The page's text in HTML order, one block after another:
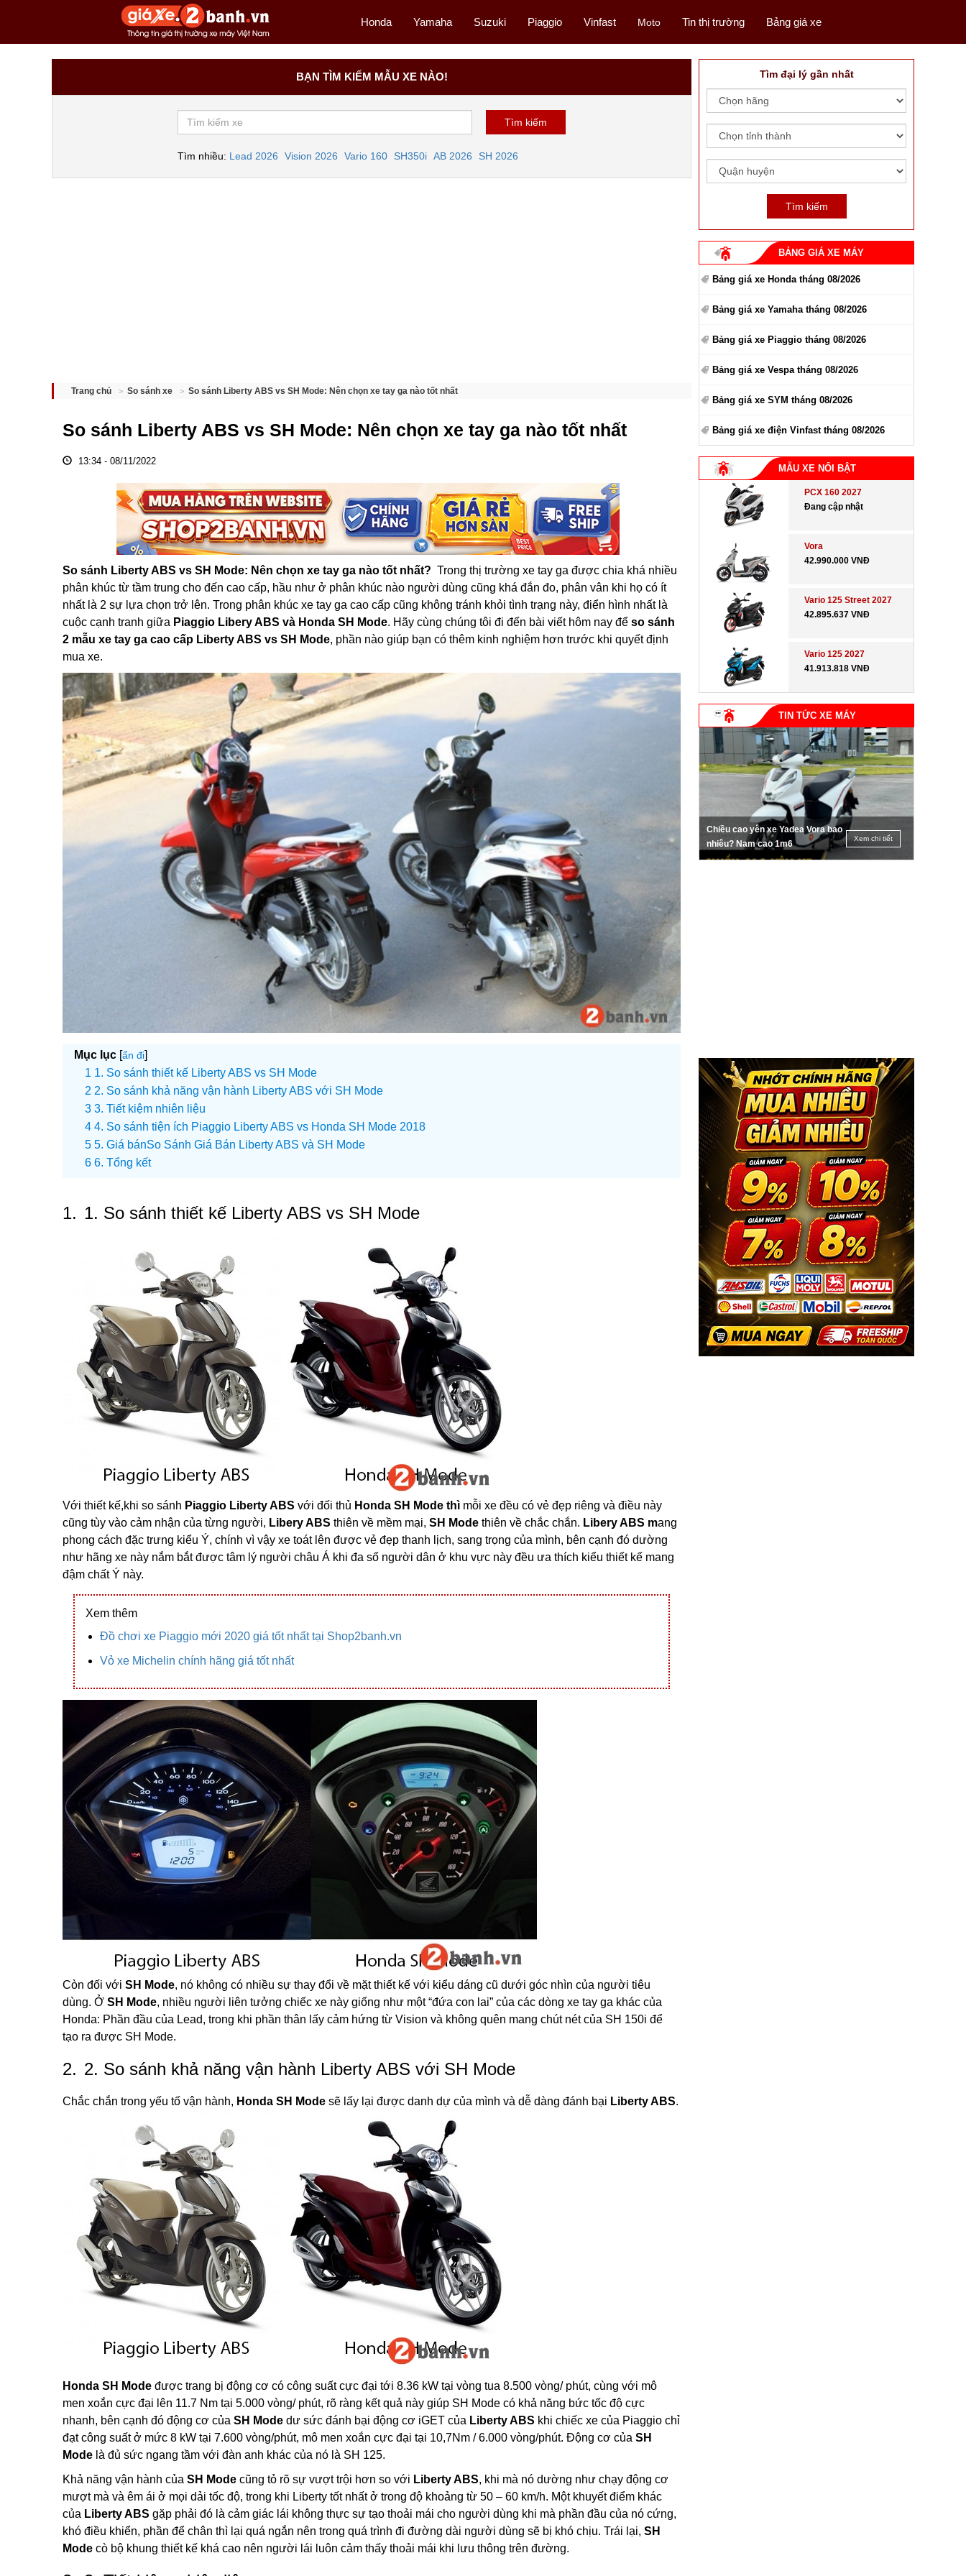
Honda Yamaha Suzuki Piaggio Vinfast Moto Tin thị trường Bảng giá xe
BẠN TÌM KIẾM MẪU XE NÀO!
Tìm nhiều: Lead 2026 Vision 2026 Vario 160 SH350i AB 2026 SH 2026
Trang chủ So sánh xe So sánh Liberty ABS vs SH Mode: Nên chọn xe tay ga nào tốt nhất
So sánh Liberty ABS vs SH Mode: Nên chọn xe tay ga nào tốt nhất
13:34 - 08/11/2022
So sánh Liberty ABS vs SH Mode: Nên chọn xe tay ga nào tốt nhất? Trong thị trường xe tay ga được chia khá nhiều
phân khúc từ tầm trung cho đến cao cấp, hầu như ở phân khúc nào người dùng cũng khá đắn đo, phân vân khi họ có ít
nhất là 2 sự lựa chọn trở lên. Trong phân khúc xe tay ga cao cấp cũng không tránh khỏi tình trạng này, điển hình nhất là
cuộc cạnh tranh giữa Piaggio Libery ABS và Honda SH Mode. Hãy cùng chúng tôi đi đến bài viết hôm nay để so sánh
2 mẫu xe tay ga cao cấp Liberty ABS vs SH Mode, phần nào giúp bạn có thêm kinh nghiệm hơn trước khi quyết định
mua xe.
Mục lục [ẩn đi]
1. So sánh thiết kế Liberty ABS vs SH Mode
2. So sánh khả năng vận hành Liberty ABS với SH Mode
3. Tiết kiệm nhiên liệu
4. So sánh tiện ích Piaggio Liberty ABS vs Honda SH Mode 2018
5. Giá bánSo Sánh Giá Bán Liberty ABS và SH Mode
6. Tổng kết
1. 1. So sánh thiết kế Liberty ABS vs SH Mode
Với thiết kế,khi so sánh Piaggio Liberty ABS với đối thủ Honda SH Mode thì mỗi xe đều có vẻ đẹp riêng và điều này
cũng tùy vào cảm nhận của từng người, Libery ABS thiên về mềm mại, SH Mode thiên về chắc chắn. Libery ABS mang
phong cách đặc trưng kiểu Ý, chính vì vậy xe toát lên được vẻ đẹp thanh lịch, sang trọng của mình, bên cạnh đó dường
như hãng xe này nắm bắt được tâm lý người châu Á khi đa số người dân ở khu vực này đều ưa thích kiểu thiết kế mang
đậm chất Ý này.
Xem thêm
Đồ chơi xe Piaggio mới 2020 giá tốt nhất tại Shop2banh.vn
Vỏ xe Michelin chính hãng giá tốt nhất
Còn đối với SH Mode, nó không có nhiều sự thay đổi về mặt thiết kế với kiểu dáng cũ dưới góc nhìn của người tiêu
dùng. Ở SH Mode, nhiều người liên tưởng chiếc xe này giống như một “đứa con lai” của các dòng xe tay ga khác của
Honda: Phần đầu của Lead, trong khi phần thân lấy cảm hứng từ Vision và không quên mang chút nét của SH 150i để
tạo ra được SH Mode.
2. 2. So sánh khả năng vận hành Liberty ABS với SH Mode
Chắc chắn trong yếu tố vận hành, Honda SH Mode sẽ lấy lại được danh dự của mình và dễ dàng đánh bại Liberty ABS.
Honda SH Mode được trang bị động cơ có công suất cực đại tới 8.36 kW tại vòng tua 8.500 vòng/ phút, cùng với mô
men xoắn cực đại lên 11.7 Nm tại 5.000 vòng/ phút, rõ ràng kết quả này giúp SH Mode có khả năng bức tốc độ cực
nhanh, bên cạnh đó động cơ của SH Mode dư sức đánh bại động cơ iGET của Liberty ABS khi chiếc xe của Piaggio chỉ
đạt công suất ở mức 8 kW tại 7.600 vòng/phút, mô men xoắn cực đại tại 10,7Nm / 6.000 vòng/phút. Động cơ của SH
Mode là đủ sức ngang tầm với đàn anh khác của nó là SH 125.
Khả năng vận hành của SH Mode cũng tỏ rõ sự vượt trội hơn so với Liberty ABS, khi mà nó dường như chạy động cơ
mượt mà và êm ái ở mọi dải tốc độ, trong khi Liberty tốt nhất ở trong độ khoảng từ 50 – 60 km/h. Một khuyết điểm khác
của Liberty ABS gặp phải đó là cảm giác lái không thực sự tạo thoải mái cho người dùng khi mà phần đầu của nó cứng,
khó điều khiển, phần để chân thì lại quá ngắn nên trong quá trình đi đường dài người dùng sẽ bị khó chịu. Trái lại, SH
Mode cò bộ khung thiết kế khá cao nên người lái luôn cảm thấy thoải mái khi lưu thông trên đường.
Tìm đại lý gần nhất
BẢNG GIÁ XE MÁY
Bảng giá xe Honda tháng 08/2026
Bảng giá xe Yamaha tháng 08/2026
Bảng giá xe Piaggio tháng 08/2026
Bảng giá xe Vespa tháng 08/2026
Bảng giá xe SYM tháng 08/2026
Bảng giá xe điện Vinfast tháng 08/2026
MẪU XE NỔI BẬT
PCX 160 2027
Đang cập nhật
Vora
42.990.000 VNĐ
Vario 125 Street 2027
42.895.637 VNĐ
Vario 125 2027
41.913.818 VNĐ
TIN TỨC XE MÁY
Chiều cao yên xe Yadea Vora bao
nhiêu? Nam cao 1m6
Xem chi tiết